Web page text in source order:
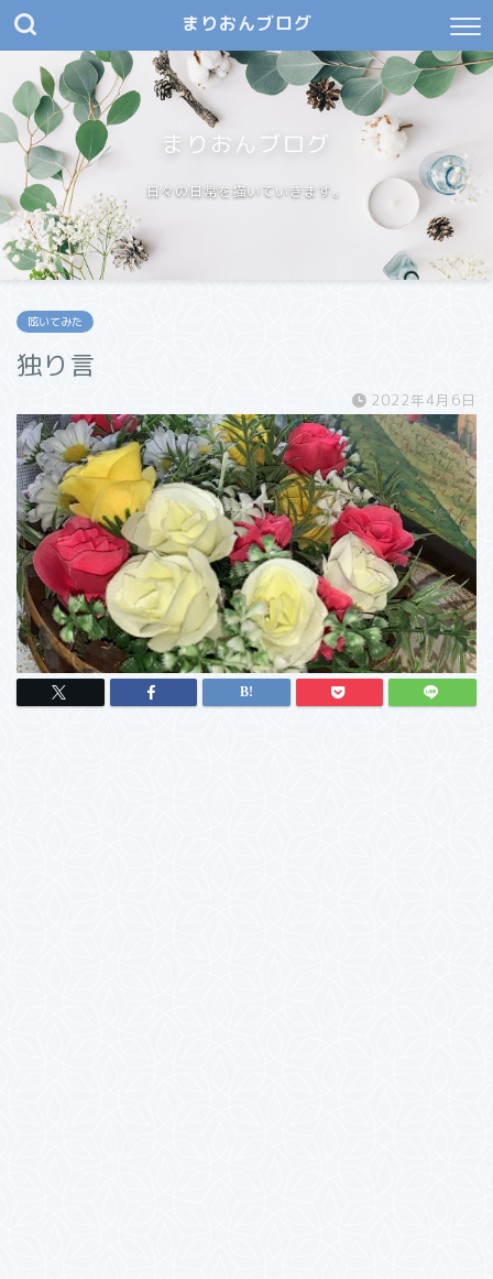
まりおんブログ
まりおんブログ
日々の日常を描いていきます。
呟いてみた
独り言
2022年4月6日